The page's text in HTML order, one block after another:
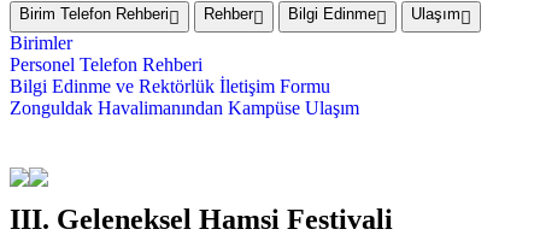
Birim Telefon Rehberi Rehber Bilgi Edinme Ulaşım
Birimler
Personel Telefon Rehberi
Bilgi Edinme ve Rektörlük İletişim Formu
Zonguldak Havalimanından Kampüse Ulaşım
III. Geleneksel Hamsi Festivali